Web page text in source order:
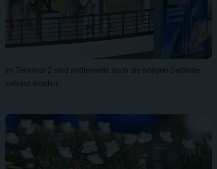
Im Terminal 2 sind mittlerweile auch die nötigen Geländer
verbaut worden.